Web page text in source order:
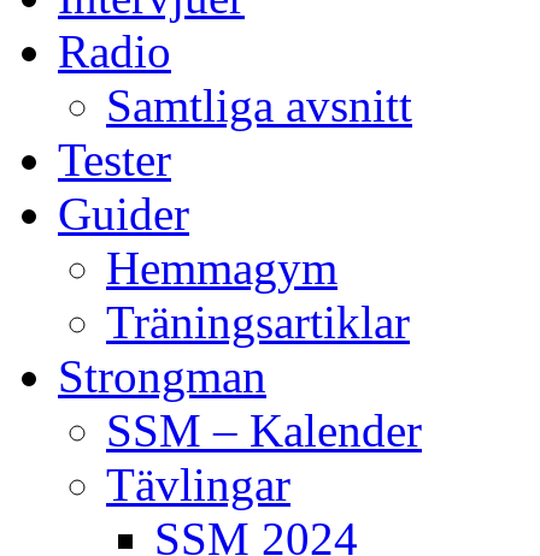
Radio
Samtliga avsnitt
Tester
Guider
Hemmagym
Träningsartiklar
Strongman
SSM – Kalender
Tävlingar
SSM 2024